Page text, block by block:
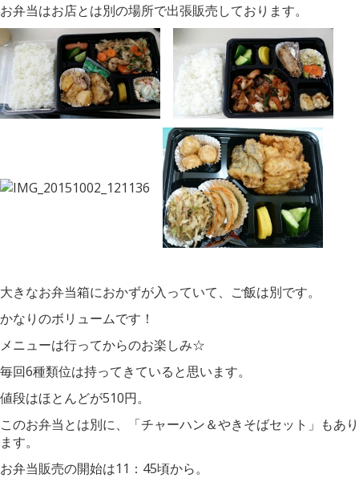
お弁当はお店とは別の場所で出張販売しております。
大きなお弁当箱におかずが入っていて、ご飯は別です。
かなりのボリュームです！
メニューは行ってからのお楽しみ☆
毎回6種類位は持ってきていると思います。
値段はほとんどが510円。
このお弁当とは別に、「チャーハン＆やきそばセット」もあり
ます。
お弁当販売の開始は11：45頃から。